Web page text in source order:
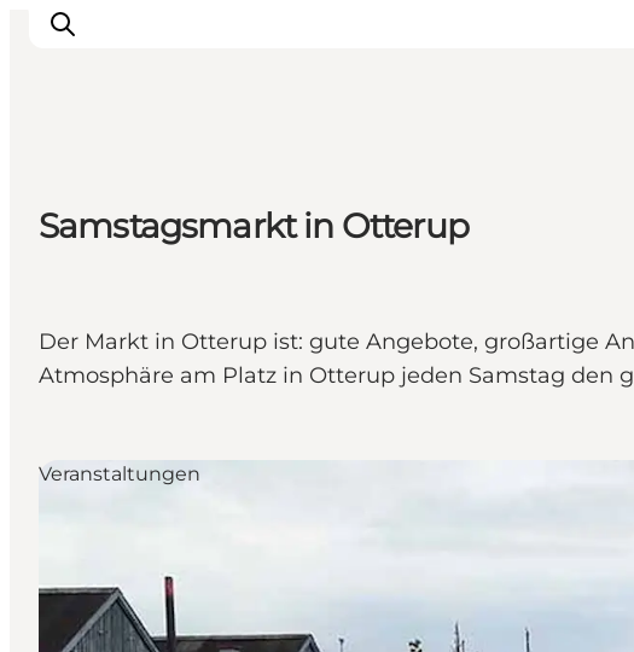
Inspiration
Regionen
Reiseplanung
Samstagsmarkt in Otterup
Der Markt in Otterup ist: gute Angebote, großartige
Atmosphäre am Platz in Otterup jeden Samstag den
Veranstaltungen